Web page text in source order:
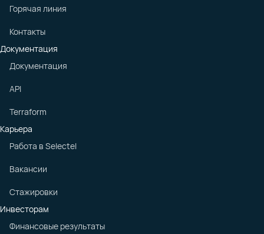
Горячая линия
Контакты
Документация
Документация
API
Terraform
Карьера
Работа в Selectel
Вакансии
Стажировки
Инвесторам
Финансовые результаты